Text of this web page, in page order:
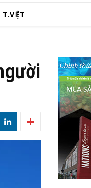
T.VIỆT